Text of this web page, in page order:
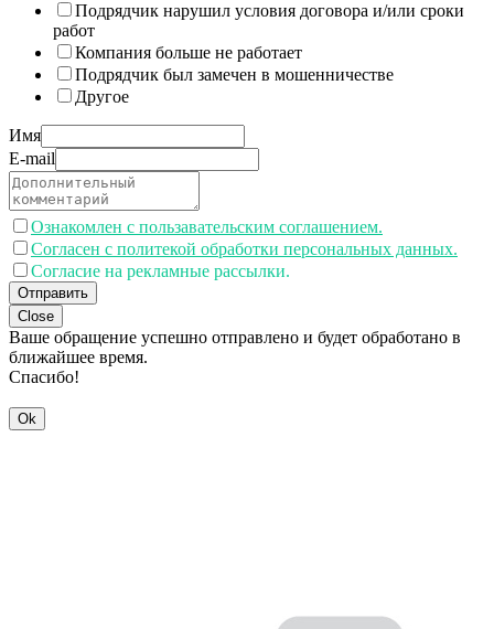
Подрядчик нарушил условия договора и/или сроки
работ
Компания больше не работает
Подрядчик был замечен в мошенничестве
Другое
Имя
E-mail
Ознакомлен с пользавательским соглашением.
Согласен с политекой обработки персональных данных.
Согласие на рекламные рассылки.
Отправить
Close
Ваше обращение успешно отправлено и будет обработано в
ближайшее время.
Спасибо!
Ok